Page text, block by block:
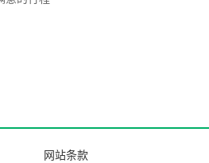
网站条款